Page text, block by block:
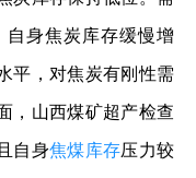
身焦炭库存缓慢增
平，对焦炭有刚性需
，山西煤矿超产检查
自身焦煤库存压力较